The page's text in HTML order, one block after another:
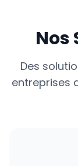
Nos
Des
entreprises